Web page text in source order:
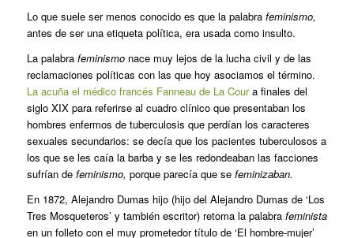
Lo que suele ser menos conocido es que la palabra feminismo,
antes de ser una etiqueta política, era usada como insulto.
La palabra feminismonace muy lejos de la lucha civil y de las
reclamaciones políticas con las que hoy asociamos el término.
La acuña el médico francés Fanneau de La Coura finales del
siglo XIX para referirse al cuadro clínico que presentaban los
hombres enfermos de tuberculosis que perdían los caracteres
sexuales secundarios: se decía que los pacientes tuberculosos a
los que se les caía la barba y se les redondeaban las facciones
sufrían de feminismo, porque parecía que se feminizaban.
En 1872, Alejandro Dumas hijo (hijo del Alejandro Dumas de ‘Los
Tres Mosqueteros’ y también escritor) retoma la palabra feminista
en un folleto con el muy prometedor título de ‘El hombre-mujer’